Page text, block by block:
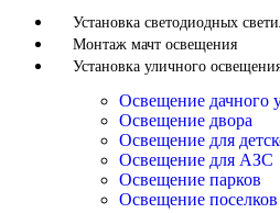
Установка светодиодных
Монтаж мачт освещения
Установка уличного
Освещение дачного
Освещение двора
Освещение для
Освещение для АЗС
Освещение парков
Освещение поселков